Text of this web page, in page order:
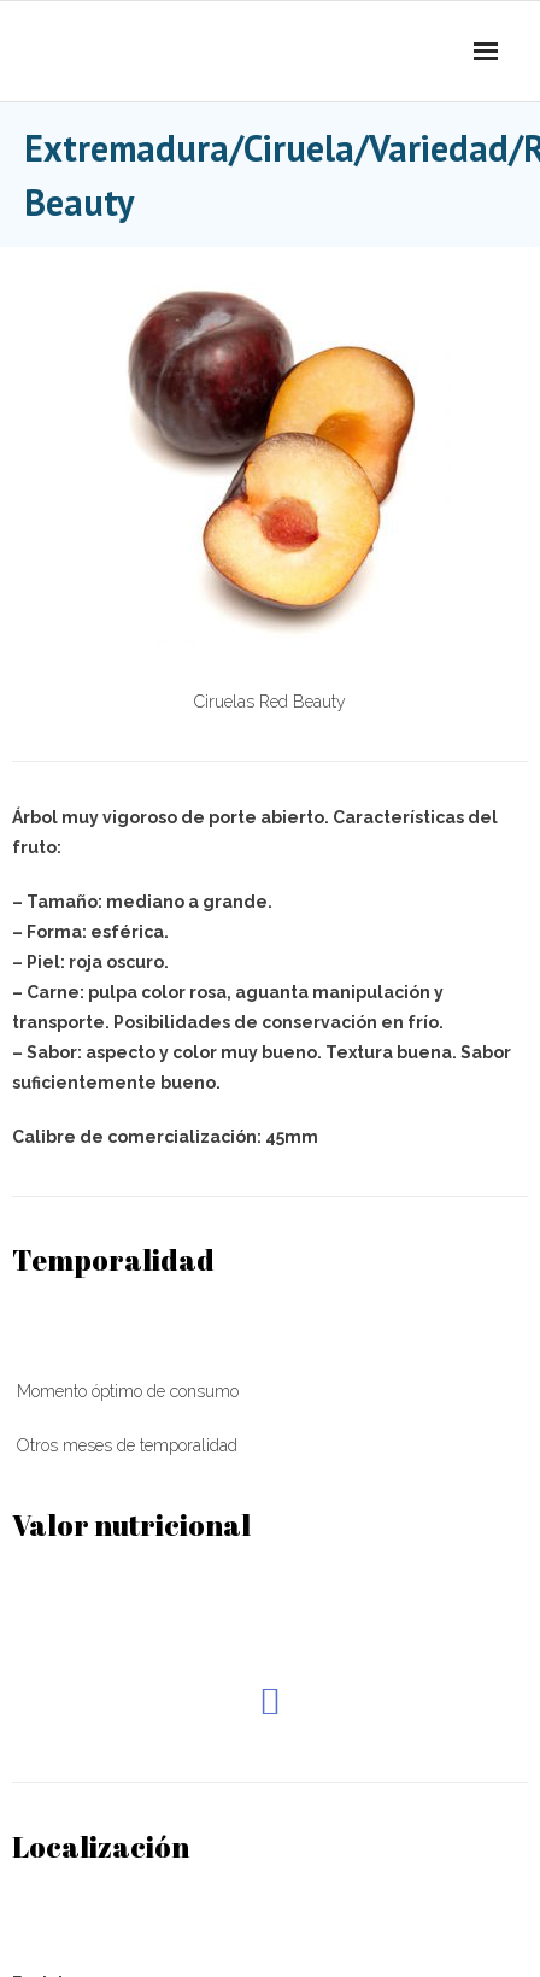
Extremadura/Ciruela/Variedad/
Beauty
Ciruelas Red Beauty
Árbol muy vigoroso de porte abierto. Características del
fruto:
– Tamaño: mediano a grande.
– Forma: esférica.
– Piel: roja oscuro.
– Carne: pulpa color rosa, aguanta manipulación y
transporte. Posibilidades de conservación en frío.
– Sabor: aspecto y color muy bueno. Textura buena. Sabor
suficientemente bueno.
Calibre de comercialización: 45mm
Temporalidad
Momento óptimo de consumo
Otros meses de temporalidad
Valor nutricional
Localización